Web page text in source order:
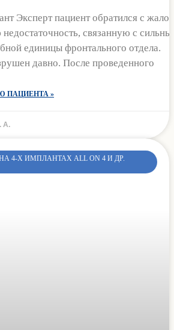
Эксперт пациент обратился с
недостаточность, связанную с
единицы фронтального отдела.
давно. После проведенного
ПАЦИЕНТА »
А.
4-Х ИМПЛАНТАХ ALL ON 4 И ДР.